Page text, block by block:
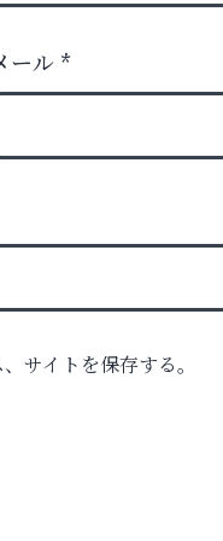
ール *
サイトを保存する。